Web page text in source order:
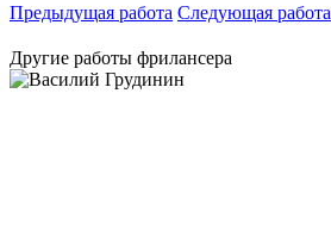
Предыдущая работа Следующая работа
Другие работы фрилансера